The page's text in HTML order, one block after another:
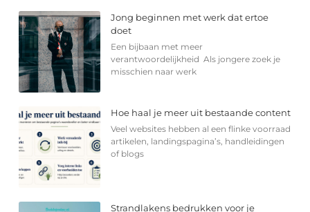
Jong beginnen met werk dat ertoe
doet
Een bijbaan met meer
verantwoordelijkheid Als jongere zoek je
misschien naar werk
Hoe haal je meer uit bestaande content
Veel websites hebben al een flinke voorraad
artikelen, landingspagina’s, handleidingen
of blogs
Strandlakens bedrukken voor je